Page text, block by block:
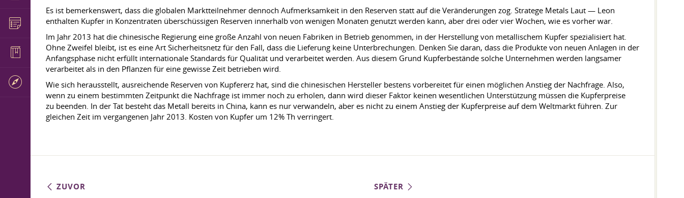
Es ist bemerkenswert, dass die globalen Marktteilnehmer dennoch Aufmerksamkeit in den Reserven statt auf die Veränderungen zog. Stratege Metals Laut — Leon
enthalten Kupfer in Konzentraten überschüssigen Reserven innerhalb von wenigen Monaten genutzt werden kann, aber drei oder vier Wochen, wie es vorher war.
Im Jahr 2013 hat die chinesische Regierung eine große Anzahl von neuen Fabriken in Betrieb genommen, in der Herstellung von metallischem Kupfer spezialisiert hat.
Ohne Zweifel bleibt, ist es eine Art Sicherheitsnetz für den Fall, dass die Lieferung keine Unterbrechungen. Denken Sie daran, dass die Produkte von neuen Anlagen in der
Anfangsphase nicht erfüllt internationale Standards für Qualität und verarbeitet werden. Aus diesem Grund Kupferbestände solche Unternehmen werden langsamer
verarbeitet als in den Pflanzen für eine gewisse Zeit betrieben wird.
Wie sich herausstellt, ausreichende Reserven von Kupfererz hat, sind die chinesischen Hersteller bestens vorbereitet für einen möglichen Anstieg der Nachfrage. Also,
wenn zu einem bestimmten Zeitpunkt die Nachfrage ist immer noch zu erholen, dann wird dieser Faktor keinen wesentlichen Unterstützung müssen die Kupferpreise
zu beenden. In der Tat besteht das Metall bereits in China, kann es nur verwandeln, aber es nicht zu einem Anstieg der Kupferpreise auf dem Weltmarkt führen. Zur
gleichen Zeit im vergangenen Jahr 2013. Kosten von Kupfer um 12% Th verringert.
ZUVOR SPÄTER